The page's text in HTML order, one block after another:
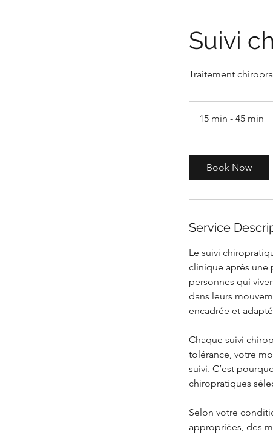
Suivi
Traitement
15 min - 45 min
5
5
m
i
n
Book Now
Service
Le suivi
clinique après une
personnes qui
dans leurs
encadrée et
Chaque suivi
tolérance, votre
suivi. C’est
chiropratiques
Selon votre
appropriées, des